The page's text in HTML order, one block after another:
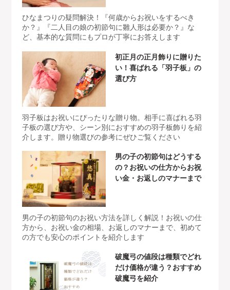
ひなまつりの疑問解決！『何歳からお祝いをするべき
か？』『二人目の娘の初節句に雛人形は必要か？』な
ど、基本的な質問にもプロが丁寧にお答えします
初正月の正月飾りに贈りた
い！喜ばれる「羽子板」の
選び方
羽子板はお祝いにぴったりな贈り物。相手に喜ばれる羽
子板の選び方や、シーン別におすすめの羽子板飾りを紹
介します。贈り物選びの参考にぜひご覧ください
男の子の初節句はどうする
の？お祝いの仕方からお祝
い金・お返しのマナーまで
男の子の初節句のお祝い方法を詳しく解説！お祝いの仕
方から、お祝い金の相場、お返しのマナーまで、初めて
の方でも安心のポイントを紹介します
破魔弓の値段は種類でどれ
だけ価格が違う？おすすめ
破魔弓を紹介